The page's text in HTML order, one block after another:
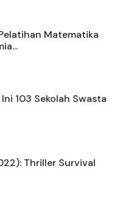
Matematika
103 Sekolah Swasta
Thriller Survival